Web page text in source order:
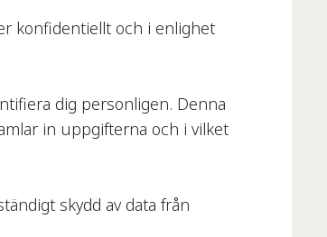
konfidentiellt och i enlighet
dig personligen. Denna
in uppgifterna och i vilket
skydd av data från